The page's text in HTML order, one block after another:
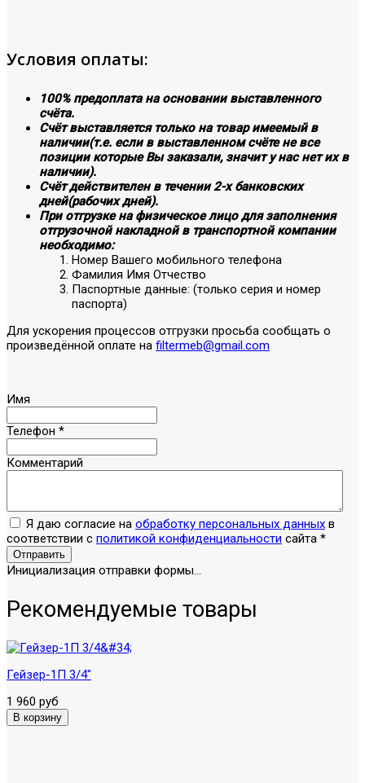
Условия оплаты:
100% предоплата на основании выставленного
счёта.
Счёт выставляется только на товар имеемый в
наличии(т.е. если в выставленном счёте не все
позиции которые Вы заказали, значит у нас нет их в
наличии).
Счёт действителен в течении 2-х банковских
дней(рабочих дней).
При отгрузке на физическое лицо для заполнения
отгрузочной накладной в транспортной компании
необходимо:
Номер Вашего мобильного телефона
Фамилия Имя Отчество
Паспортные данные: (только серия и номер
паспорта)
Для ускорения процессов отгрузки просьба сообщать о
произведённой оплате на filtermeb@gmail.com
Имя
Телефон *
Комментарий
Я даю согласие на обработку персональных данных в
соответствии с политикой конфиденциальности сайта *
Отправить
Инициализация отправки формы...
Рекомендуемые товары
Гейзер-1П 3/4"
1 960 руб